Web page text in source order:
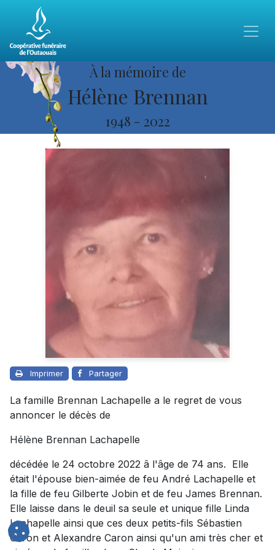
À la mémoire de
Hélène Brennan
1948 - 2022
Imprimer Partager
La famille Brennan Lachapelle a le regret de vous
annoncer le décès de
Hélène Brennan Lachapelle
décédée le 24 octobre 2022 â l'âge de 74 ans. Elle
était l'épouse bien-aimée de feu André Lachapelle et
la fille de feu Gilberte Jobin et de feu James Brennan.
Elle laisse dans le deuil sa seule et unique fille Linda
Lachapelle ainsi que ces deux petits-fils Sébastien
Caron et Alexandre Caron ainsi qu'un ami très cher et